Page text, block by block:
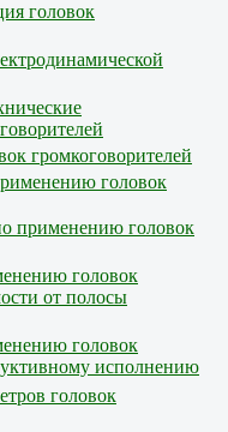
головок
громкоговорителей
головок
применению головок
головок
от полосы
головок
исполнению
головок